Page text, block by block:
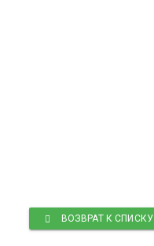
ВОЗВРАТ К СПИСКУ